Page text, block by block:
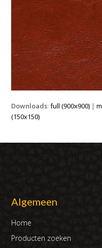
Downloads:full (900x900) |
(150x150)
Algemeen
Home
Producten zoeken